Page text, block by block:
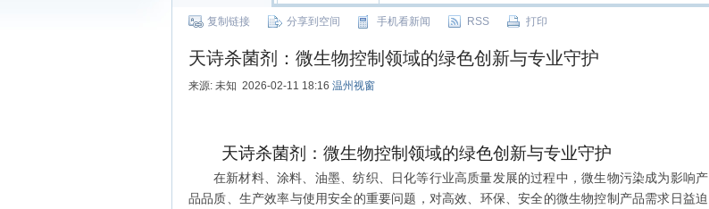
复制链接 分享到空间 手机看新闻 RSS 打印
天诗杀菌剂：微生物控制领域的绿色创新与专业守护
来源: 未知 2026-02-11 18:16 温州视窗
天诗杀菌剂：微生物控制领域的绿色创新与专业守护
在新材料、涂料、油墨、纺织、日化等行业高质量发展的过程中，微生物污染成为影响产
品品质、生产效率与使用安全的重要问题，对高效、环保、安全的微生物控制产品需求日益迫